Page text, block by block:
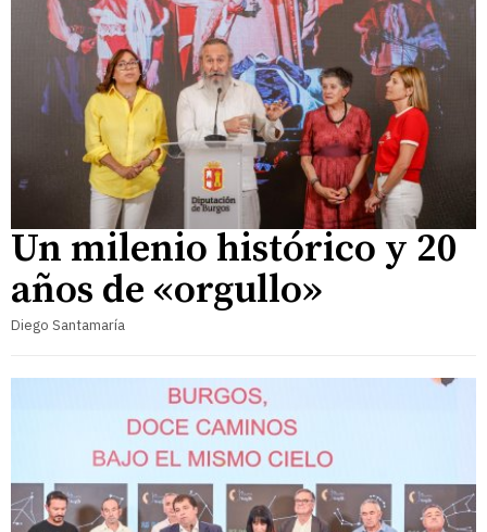
Un milenio histórico y 20
años de «orgullo»
Diego Santamaría